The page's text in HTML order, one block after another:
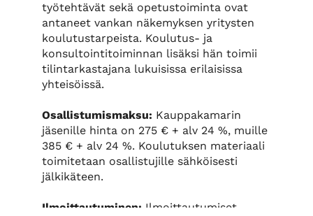
työtehtävät sekä opetustoiminta ovat
antaneet vankan näkemyksen yritysten
koulutustarpeista. Koulutus- ja
konsultointitoiminnan lisäksi hän toimii
tilintarkastajana lukuisissa erilaisissa
yhteisöissä.
Osallistumismaksu: Kauppakamarin
jäsenille hinta on 275 € + alv 24 %, muille
385 € + alv 24 %. Koulutuksen materiaali
toimitetaan osallistujille sähköisesti
jälkikäteen.
Ilmoittautuminen: Ilmoittautumiset